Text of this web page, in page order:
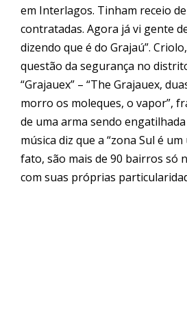
em Interlagos. Tinham receio
contratadas. Agora já vi gente
dizendo que é do Grajaú”.
questão da segurança no
“Grajauex” – “The Grajauex,
morro os moleques, o vapor”,
de uma arma sendo
música diz que a “zona Sul é um
fato, são mais de 90 bairros só
com suas próprias